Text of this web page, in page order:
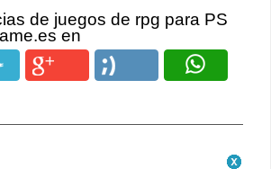
de juegos de rpg para PS
en